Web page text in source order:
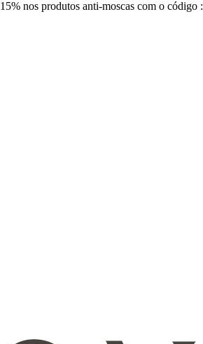
15% nos produtos anti-moscas com o código :